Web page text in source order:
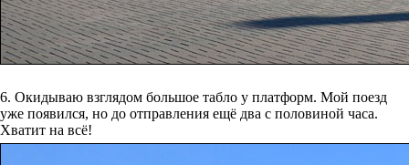
6. Окидываю взглядом большое табло у платформ. Мой поезд
уже появился, но до отправления ещё два с половиной часа.
Хватит на всё!